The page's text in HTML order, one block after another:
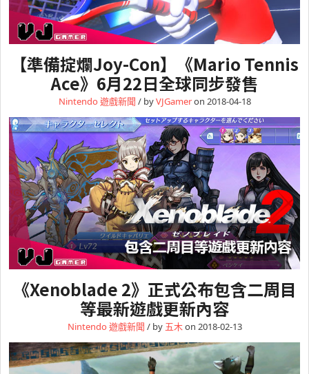
【準備掟爛Joy-Con】《Mario Tennis
Ace》6月22日全球同步發售
Nintendo遊戲新聞 / byVJGameron 2018-04-18
《Xenoblade 2》正式公布包含二周目
等最新遊戲更新內容
Nintendo遊戲新聞 / by 五木on 2018-02-13